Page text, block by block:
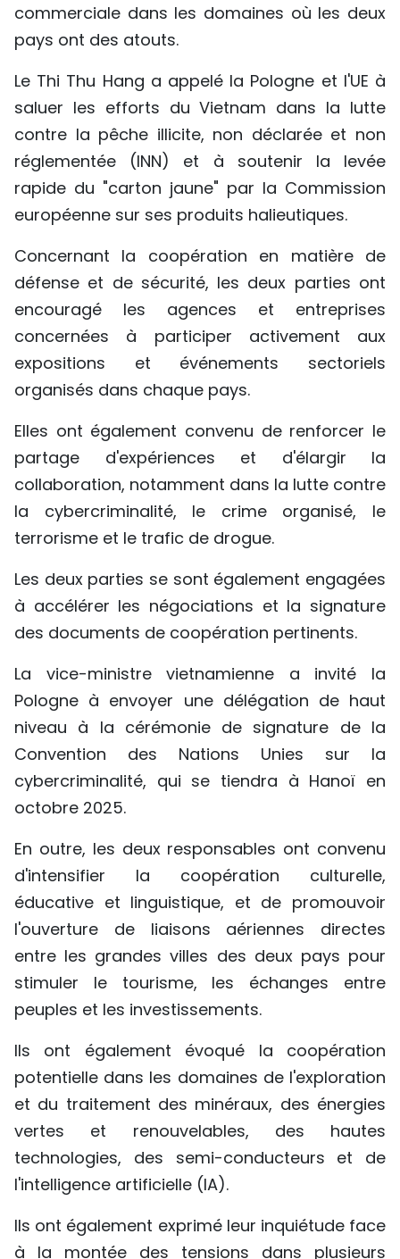
commerciale dans les domaines où les deux
pays ont des atouts.
Le Thi Thu Hang a appelé la Pologne et l'UE à
saluer les efforts du Vietnam dans la lutte
contre la pêche illicite, non déclarée et non
réglementée (INN) et à soutenir la levée
rapide du "carton jaune" par la Commission
européenne sur ses produits halieutiques.
Concernant la coopération en matière de
défense et de sécurité, les deux parties ont
encouragé les agences et entreprises
concernées à participer activement aux
expositions et événements sectoriels
organisés dans chaque pays.
Elles ont également convenu de renforcer le
partage d'expériences et d'élargir la
collaboration, notamment dans la lutte contre
la cybercriminalité, le crime organisé, le
terrorisme et le trafic de drogue.
Les deux parties se sont également engagées
à accélérer les négociations et la signature
des documents de coopération pertinents.
La vice-ministre vietnamienne a invité la
Pologne à envoyer une délégation de haut
niveau à la cérémonie de signature de la
Convention des Nations Unies sur la
cybercriminalité, qui se tiendra à Hanoï en
octobre 2025.
En outre, les deux responsables ont convenu
d'intensifier la coopération culturelle,
éducative et linguistique, et de promouvoir
l'ouverture de liaisons aériennes directes
entre les grandes villes des deux pays pour
stimuler le tourisme, les échanges entre
peuples et les investissements.
Ils ont également évoqué la coopération
potentielle dans les domaines de l'exploration
et du traitement des minéraux, des énergies
vertes et renouvelables, des hautes
technologies, des semi-conducteurs et de
l'intelligence artificielle (IA).
Ils ont également exprimé leur inquiétude face
à la montée des tensions dans plusieurs